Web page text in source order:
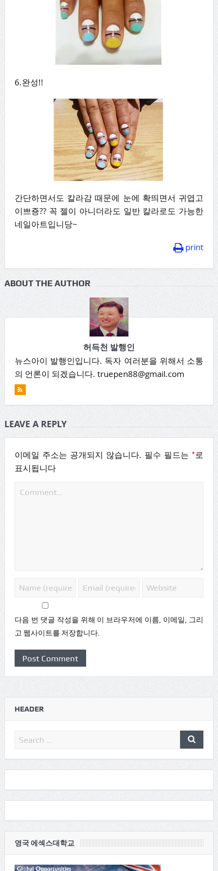
6.완성!!
간단하면서도 칼라감 때문에 눈에 확띄면서 귀엽고
이쁘죵?? 꼭 젤이 아니더라도 일반 칼라로도 가능한
네일아트입니당~
print
ABOUT THE AUTHOR
허득천 발행인
뉴스아이 발행인입니다. 독자 여러분을 위해서 소통
의 언론이 되겠습니다. truepen88@gmail.com
LEAVE A REPLY
이메일 주소는 공개되지 않습니다. 필수 필드는*로
표시됩니다
다음 번 댓글 작성을 위해 이 브라우저에 이름, 이메일, 그리
고 웹사이트를 저장합니다.
HEADER
영국 에섹스대학교